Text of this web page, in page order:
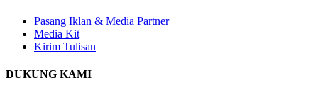
Pasang Iklan & Media Partner
Media Kit
Kirim Tulisan
DUKUNG KAMI